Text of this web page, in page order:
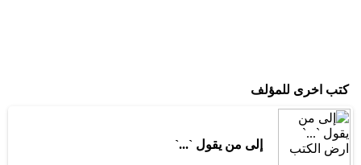
كتب اخرى للمؤلف
إلى من يقول `...`